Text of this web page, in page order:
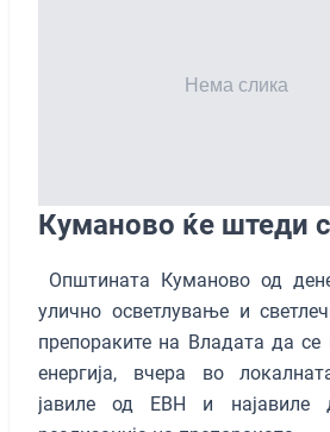
Куманово ќе штеди
Општината Куманово од
улично осветлување и
препораките на Владата да се
енергија, вчера во
јавиле од ЕВН и најавиле